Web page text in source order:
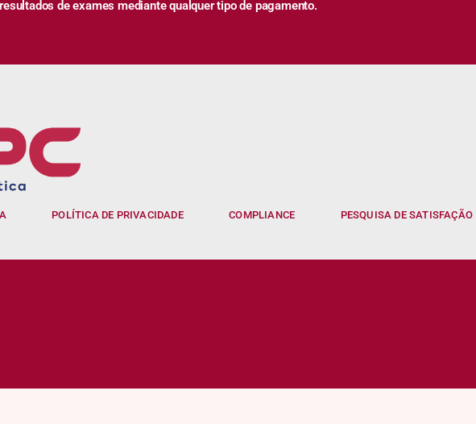
de exames mediante qualquer tipo de pagamento.
POLÍTICA DE PRIVACIDADE COMPLIANCE PESQUISA DE SATISFAÇÃO